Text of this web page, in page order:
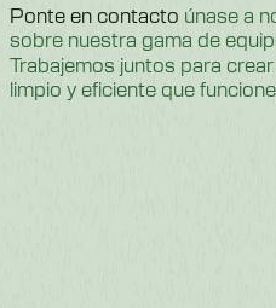
Ponte en contacto únase a
sobre nuestra gama de
Trabajemos juntos para
limpio y eficiente que